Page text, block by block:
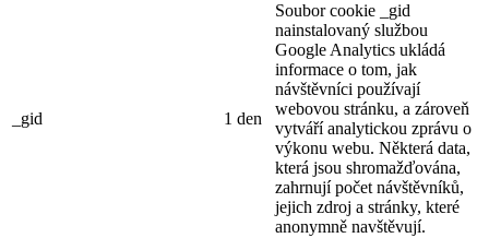
_gid 1 den
Soubor cookie _gid
nainstalovaný službou
Google Analytics ukládá
informace o tom, jak
návštěvníci používají
webovou stránku, a zároveň
vytváří analytickou zprávu o
výkonu webu. Některá data,
která jsou shromažďována,
zahrnují počet návštěvníků,
jejich zdroj a stránky, které
anonymně navštěvují.